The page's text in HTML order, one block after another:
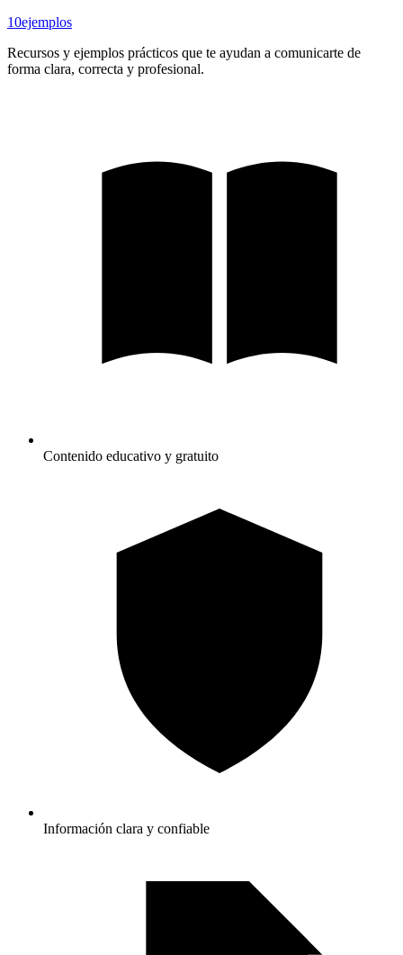
10ejemplos
Recursos y ejemplos prácticos que te ayudan a comunicarte de
forma clara, correcta y profesional.
Contenido educativo y gratuito
Información clara y confiable